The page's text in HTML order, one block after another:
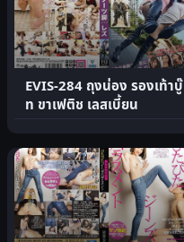
EVIS-284 ถุงน่อง รองเท้าบู๊
ท ขาเฟติช เลสเบี้ยน